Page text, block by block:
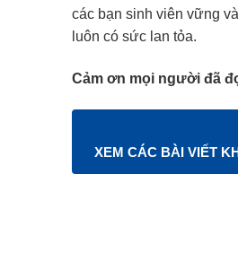
các bạn sinh viên vững
luôn có sức lan tỏa.
Cảm ơn mọi người đã
XEM CÁC BÀI VIẾT